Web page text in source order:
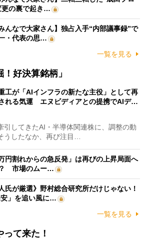
更の裏で起き…
んなで大家さん】独占入手“内部議事録”で
・代表の思…
一覧を見る
好決算銘柄」
工が「AIインフラの新たな主役」として再
れる気運 エヌビディアとの提携でAIデ…
してきたAI・半導体関連株に、調整の動
うしたなか、再び注目…
円割れからの急反発」は再びの上昇局面へ
市場のムー…
氏が厳選》野村総合研究所だけじゃない！
安」を追い風に…
一覧を見る
て来た！